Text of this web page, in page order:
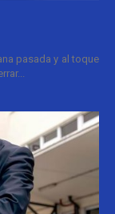
pasada y al toque